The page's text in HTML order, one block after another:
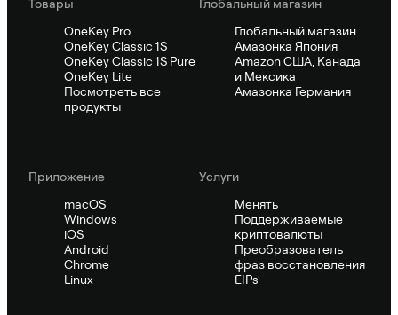
Товары
OneKey Pro
OneKey Classic 1S
OneKey Classic 1S Pure
OneKey Lite
Посмотреть все
продукты
Глобальный магазин
Глобальный магазин
Амазонка Япония
Amazon США, Канада
и Мексика
Амазонка Германия
Приложение
macOS
Windows
iOS
Android
Chrome
Linux
Услуги
Менять
Поддерживаемые
криптовалюты
Преобразователь
фраз восстановления
EIPs